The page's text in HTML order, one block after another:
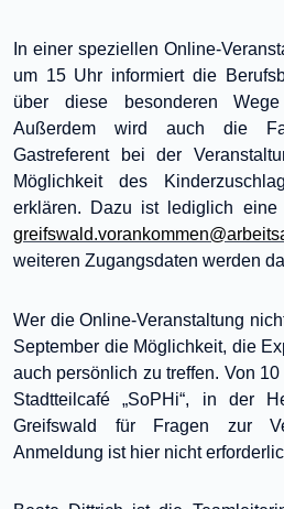
In einer speziellen Online-
um 15 Uhr informiert die
über diese besonderen
Außerdem wird auch die
Gastreferent bei der
Möglichkeit des
erklären. Dazu ist lediglich
weiteren Zugangsdaten werden
Wer die Online-Veranstaltung
September die Möglichkeit, die
auch persönlich zu treffen. Von
Stadtteilcafé „SoPHi“, in der
Greifswald für Fragen zur
Anmeldung ist hier nicht